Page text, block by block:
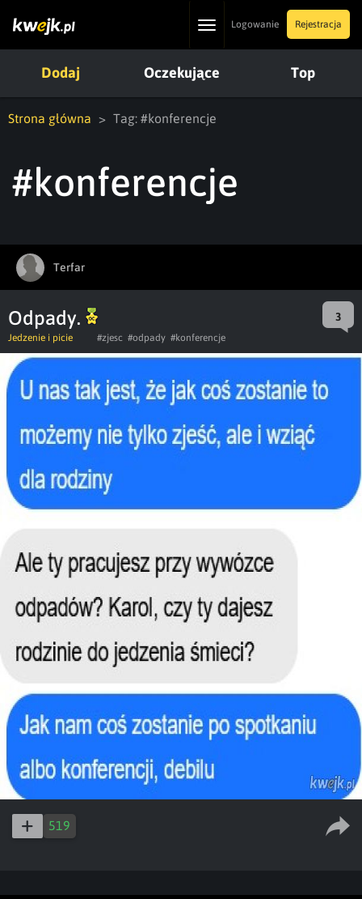
ToggleLogowanie Rejestracja
Dodaj Oczekujące Top
Strona główna Tag: #konferencje
#konferencje
Terfar
Odpady. 3
Jedzenie i picie #zjesc #odpady #konferencje
519